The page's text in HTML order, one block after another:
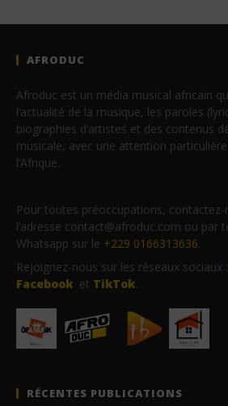
AFRODUC
Afroduc est un média musical africain
l’actualité de la musique, les paroles
biographies d’artistes et des contenus
musicale, avec une attention
l’Afrique.
Pour toutes préoccupations, contactez-
l’adresse contact@afroduc.com ou par
Whatsapp sur le +229 0166313636.
Rejoignez-nous sur les réseaux sociaux :
Facebook et TikTok.
RÉCENTES PUBLICATIONS